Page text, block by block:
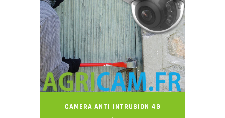
CAMERA ANTI INTRUSION 4G